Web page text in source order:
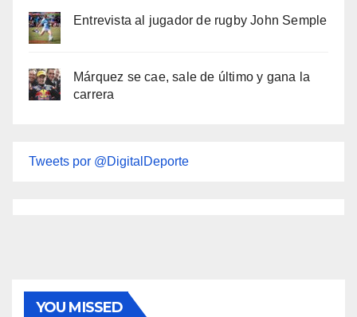
Entrevista al jugador de rugby John Semple
Márquez se cae, sale de último y gana la
carrera
Tweets por @DigitalDeporte
YOU MISSED